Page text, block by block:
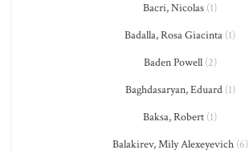
Bacri, Nicolas (1)
Badalla, Rosa Giacinta (1)
Baden Powell(2)
Baghdasaryan, Eduard(1)
Baksa, Robert (1)
Balakirev, Mily Alexeyevich(6)